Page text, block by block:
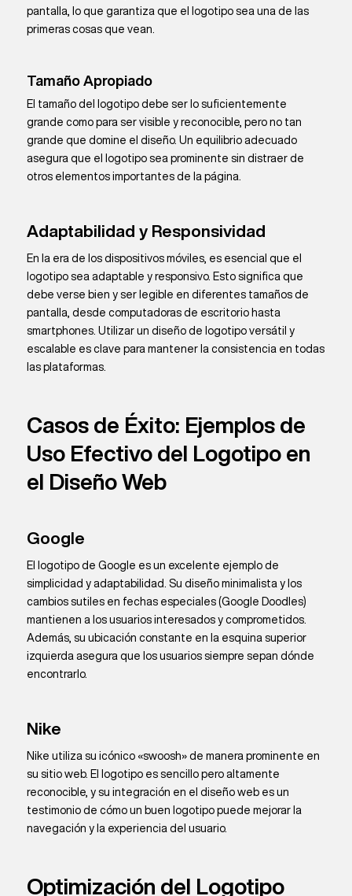
pantalla, lo que garantiza que el logotipo sea una de las
primeras cosas que vean.
Tamaño Apropiado
El tamaño del logotipo debe ser lo suficientemente
grande como para ser visible y reconocible, pero no tan
grande que domine el diseño. Un equilibrio adecuado
asegura que el logotipo sea prominente sin distraer de
otros elementos importantes de la página.
Adaptabilidad y Responsividad
En la era de los dispositivos móviles, es esencial que el
logotipo sea adaptable y responsivo. Esto significa que
debe verse bien y ser legible en diferentes tamaños de
pantalla, desde computadoras de escritorio hasta
smartphones. Utilizar un diseño de logotipo versátil y
escalable es clave para mantener la consistencia en todas
las plataformas.
Casos de Éxito: Ejemplos de
Uso Efectivo del Logotipo en
el Diseño Web
Google
El logotipo de Google es un excelente ejemplo de
simplicidad y adaptabilidad. Su diseño minimalista y los
cambios sutiles en fechas especiales (Google Doodles)
mantienen a los usuarios interesados y comprometidos.
Además, su ubicación constante en la esquina superior
izquierda asegura que los usuarios siempre sepan dónde
encontrarlo.
Nike
Nike utiliza su icónico «swoosh» de manera prominente en
su sitio web. El logotipo es sencillo pero altamente
reconocible, y su integración en el diseño web es un
testimonio de cómo un buen logotipo puede mejorar la
navegación y la experiencia del usuario.
Optimización del Logotipo